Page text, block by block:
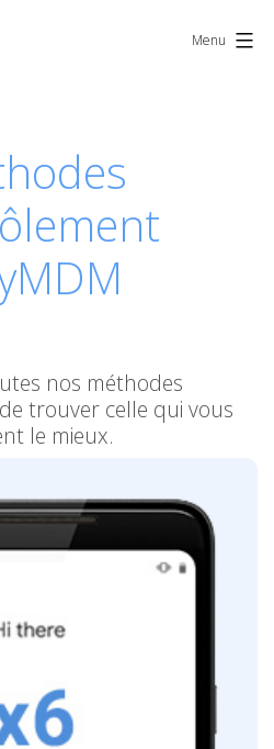
Menu
nos méthodes
trouver celle qui vous
le mieux.